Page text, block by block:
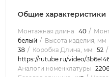
Общие характеристики
Монтажная длина 40
белый
Высота изделия, мм
38
Коробка Длина, мм 52
https://rutube.ru/video/
Аналоги номенклатуры